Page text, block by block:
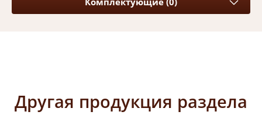
Другая продукция раздела